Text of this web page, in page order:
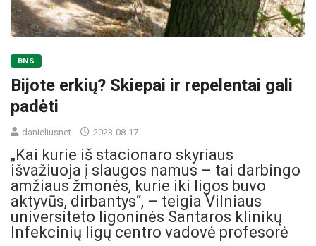
BNS
Bijote erkių? Skiepai ir repelentai gali
padėti
danieliusnet 2023-08-17
„Kai kurie iš stacionaro skyriaus
išvažiuoja į slaugos namus – tai darbingo
amžiaus žmonės, kurie iki ligos buvo
aktyvūs, dirbantys“, – teigia Vilniaus
universiteto ligoninės Santaros klinikų
Infekcinių ligų centro vadovė profesorė